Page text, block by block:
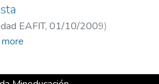
EAFIT, 01/10/2009)
Garzón, Iván Darío